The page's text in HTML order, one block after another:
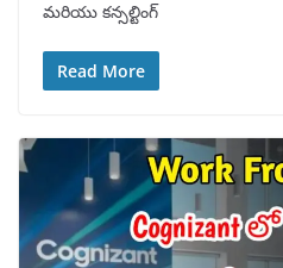
మరియు కన్సల్టింగ్
Read More